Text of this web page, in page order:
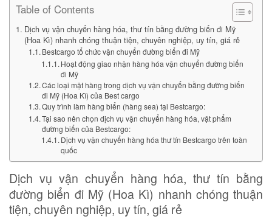
Table of Contents
Dịch vụ vận chuyển hàng hóa, thư tín bằng đường biển đi Mỹ
(Hoa Kì) nhanh chóng thuận tiện, chuyên nghiệp, uy tín, giá rẻ
Bestcargo tổ chức vận chuyển đường biển đi Mỹ
Hoạt động giao nhận hàng hóa vận chuyển đường biển
đi Mỹ
Các loại mặt hàng trong dịch vụ vận chuyển bằng đường biển
đi Mỹ (Hoa Kì) của Best cargo
Quy trình làm hàng biển (hàng sea) tại Bestcargo:
Tại sao nên chọn dịch vụ vận chuyển hàng hóa, vật phẩm
đường biển của Bestcargo:
Dịch vụ vận chuyển hàng hóa thư tín Bestcargo trên toàn
quốc
Dịch vụ vận chuyển hàng hóa, thư tín bằng
đường biển đi Mỹ (Hoa Kì) nhanh chóng thuận
tiện, chuyên nghiệp, uy tín, giá rẻ